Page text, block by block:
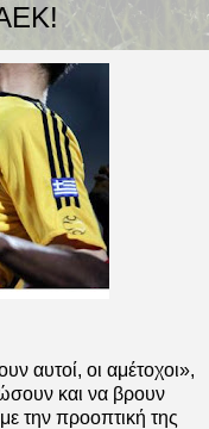
αυτοί, οι αμέτοχοι»,
και να βρουν
την προοπτική της